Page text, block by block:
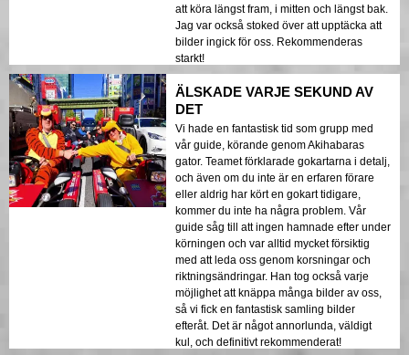
att köra längst fram, i mitten och längst bak.
Jag var också stoked över att upptäcka att
bilder ingick för oss. Rekommenderas
starkt!
ÄLSKADE VARJE SEKUND AV
DET
Vi hade en fantastisk tid som grupp med
vår guide, körande genom Akihabaras
gator. Teamet förklarade gokartarna i detalj,
och även om du inte är en erfaren förare
eller aldrig har kört en gokart tidigare,
kommer du inte ha några problem. Vår
guide såg till att ingen hamnade efter under
körningen och var alltid mycket försiktig
med att leda oss genom korsningar och
riktningsändringar. Han tog också varje
möjlighet att knäppa många bilder av oss,
så vi fick en fantastisk samling bilder
efteråt. Det är något annorlunda, väldigt
kul, och definitivt rekommenderat!